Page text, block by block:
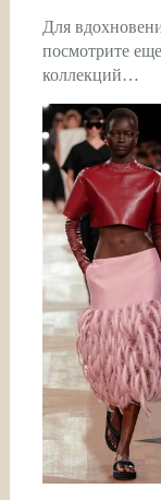
Для
посмотрите
коллекций…